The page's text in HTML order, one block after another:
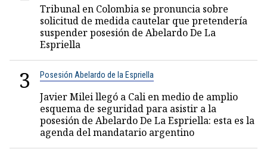
Tribunal en Colombia se pronuncia sobre
solicitud de medida cautelar que pretendería
suspender posesión de Abelardo De La
Espriella
3 Posesión Abelardo de la Espriella
Javier Milei llegó a Cali en medio de amplio
esquema de seguridad para asistir a la
posesión de Abelardo De La Espriella: esta es la
agenda del mandatario argentino